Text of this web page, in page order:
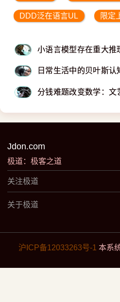
DDD泛在语言UL 限定
小语言模型存在重大推
日常生活中的贝叶斯认
分钱难题改变数学：文
Jdon.com
极道：极客之道
关注极道
关于极道
沪ICP备12033263号-1 本系